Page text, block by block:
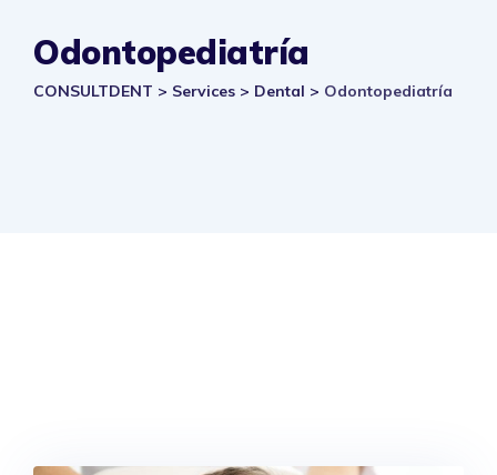
Odontopediatría
CONSULTDENT > Services > Dental > Odontopediatría